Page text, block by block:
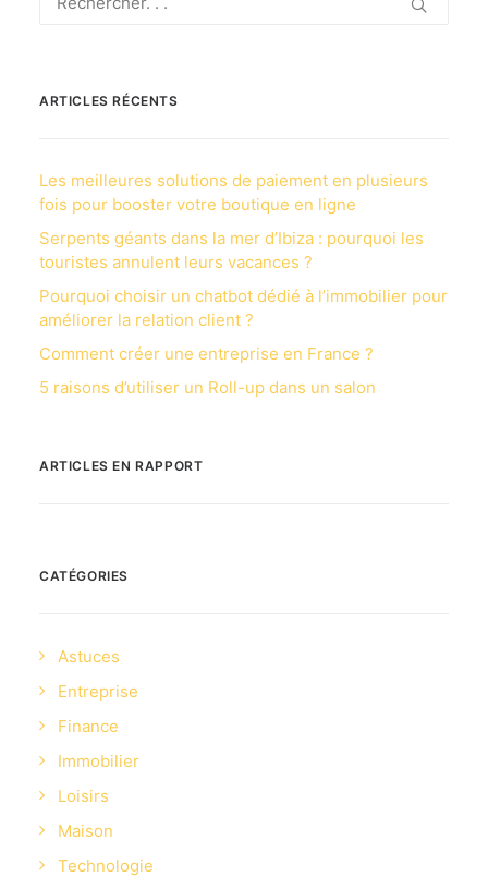
ARTICLES RÉCENTS
Les meilleures solutions de paiement en plusieurs
fois pour booster votre boutique en ligne
Serpents géants dans la mer d’Ibiza : pourquoi les
touristes annulent leurs vacances ?
Pourquoi choisir un chatbot dédié à l’immobilier pour
améliorer la relation client ?
Comment créer une entreprise en France ?
5 raisons d’utiliser un Roll-up dans un salon
ARTICLES EN RAPPORT
CATÉGORIES
Astuces
Entreprise
Finance
Immobilier
Loisirs
Maison
Technologie